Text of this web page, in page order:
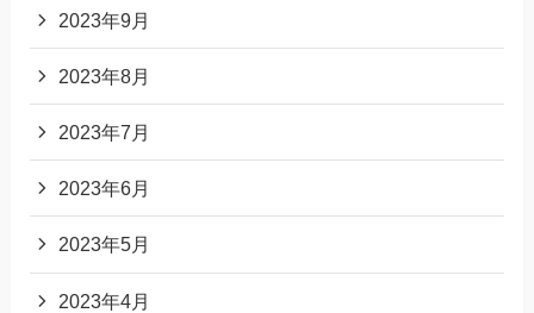
2023年9月
2023年8月
2023年7月
2023年6月
2023年5月
2023年4月